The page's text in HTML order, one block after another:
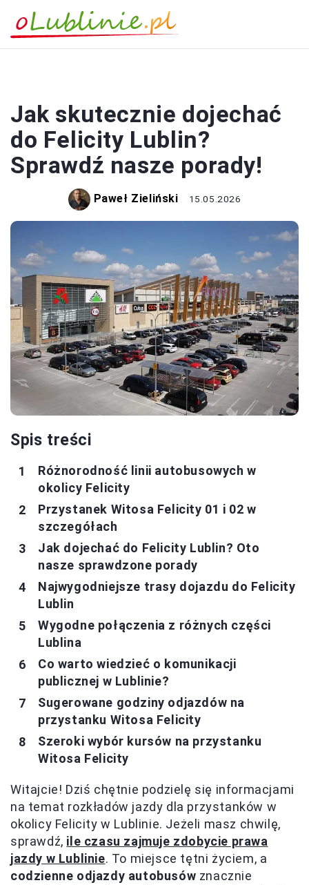
Jak skutecznie dojechać
do Felicity Lublin?
Sprawdź nasze porady!
Paweł Zieliński 15.05.2026
Spis treści
Różnorodność linii autobusowych w
okolicy Felicity
Przystanek Witosa Felicity 01 i 02 w
szczegółach
Jak dojechać do Felicity Lublin? Oto
nasze sprawdzone porady
Najwygodniejsze trasy dojazdu do Felicity
Lublin
Wygodne połączenia z różnych części
Lublina
Co warto wiedzieć o komunikacji
publicznej w Lublinie?
Sugerowane godziny odjazdów na
przystanku Witosa Felicity
Szeroki wybór kursów na przystanku
Witosa Felicity
Witajcie! Dziś chętnie podzielę się informacjami
na temat rozkładów jazdy dla przystanków w
okolicy Felicity w Lublinie. Jeżeli masz chwilę,
sprawdź, ile czasu zajmuje zdobycie prawa
jazdy w Lublinie. To miejsce tętni życiem, a
codzienne odjazdy autobusów znacznie